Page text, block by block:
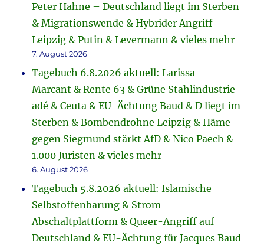
Peter Hahne – Deutschland liegt im Sterben
& Migrationswende & Hybrider Angriff
Leipzig & Putin & Levermann & vieles mehr
7. August 2026
Tagebuch 6.8.2026 aktuell: Larissa –
Marcant & Rente 63 & Grüne Stahlindustrie
adé & Ceuta & EU-Ächtung Baud & D liegt im
Sterben & Bombendrohne Leipzig & Häme
gegen Siegmund stärkt AfD & Nico Paech &
1.000 Juristen & vieles mehr
6. August 2026
Tagebuch 5.8.2026 aktuell: Islamische
Selbstoffenbarung & Strom-
Abschaltplattform & Queer-Angriff auf
Deutschland & EU-Ächtung für Jacques Baud